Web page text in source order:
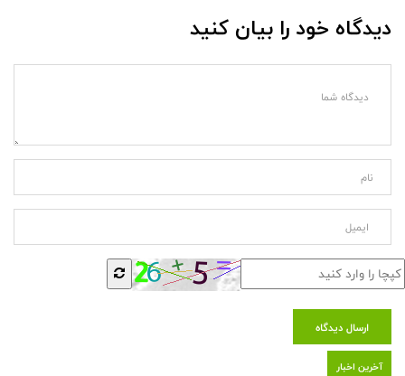
دیدگاه خود را بیان کنید
ارسال دیدگاه
آخرین اخبار